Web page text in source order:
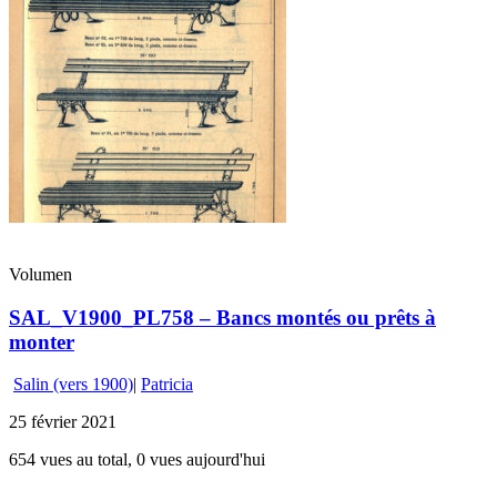
Volumen
SAL_V1900_PL758 – Bancs montés ou prêts à
monter
Salin (vers 1900)| Patricia
25 février 2021
654 vues au total, 0 vues aujourd'hui